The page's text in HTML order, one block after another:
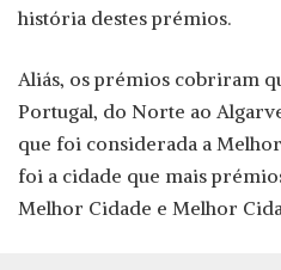
história destes prémios.
Aliás, os prémios cobriram
Portugal, do Norte ao
que foi considerada a
foi a cidade que mais
Melhor Cidade e Melhor